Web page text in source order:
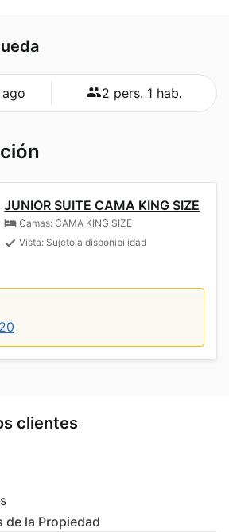
2 pers. 1 hab.
JUNIOR SUITE CAMA KING SIZE
Camas: CAMA KING SIZE
Vista: Sujeto a disponibilidad
clientes
de la Propiedad